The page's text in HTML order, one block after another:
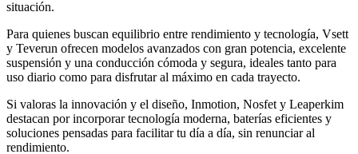
situación.
Para quienes buscan equilibrio entre rendimiento y tecnología, Vsett
y Teverun ofrecen modelos avanzados con gran potencia, excelente
suspensión y una conducción cómoda y segura, ideales tanto para
uso diario como para disfrutar al máximo en cada trayecto.
Si valoras la innovación y el diseño, Inmotion, Nosfet y Leaperkim
destacan por incorporar tecnología moderna, baterías eficientes y
soluciones pensadas para facilitar tu día a día, sin renunciar al
rendimiento.